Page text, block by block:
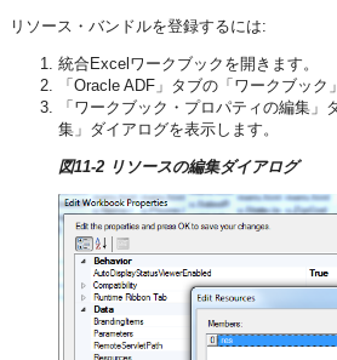
リソース・バンドルを登録するには:
統合Excelワークブックを開きます。
「Oracle ADF」タブの「ワークブック
「ワークブック・プロパティの編集」
集」ダイアログを表示します。
図11-2 リソースの編集ダイアログ